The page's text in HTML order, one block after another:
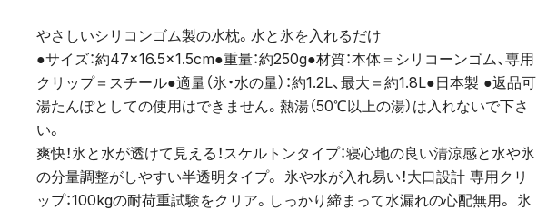
やさしいシリコンゴム製の水枕。水と氷を入れるだけ
●サイズ：約47×16.5×1.5cm●重量：約250g●材質：本体＝シリコーンゴム、専用
クリップ＝スチール●適量（氷・水の量）：約1.2L、最大＝約1.8L●日本製 ●返品可
湯たんぽとしての使用はできません。熱湯（50℃以上の湯）は入れないで下さ
い。
爽快！氷と水が透けて見える！スケルトンタイプ：寝心地の良い清涼感と水や氷
の分量調整がしやすい半透明タイプ。 氷や水が入れ易い！大口設計 専用クリ
ップ：100kgの耐荷重試験をクリア。しっかり締まって水漏れの心配無用。 氷